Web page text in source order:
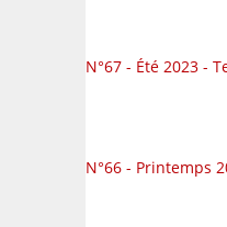
N°67 - Été 2023 -
N°66 - Printemps